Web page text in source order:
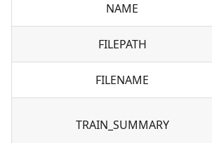
NAME
FILEPATH
FILENAME
TRAIN_SUMMARY